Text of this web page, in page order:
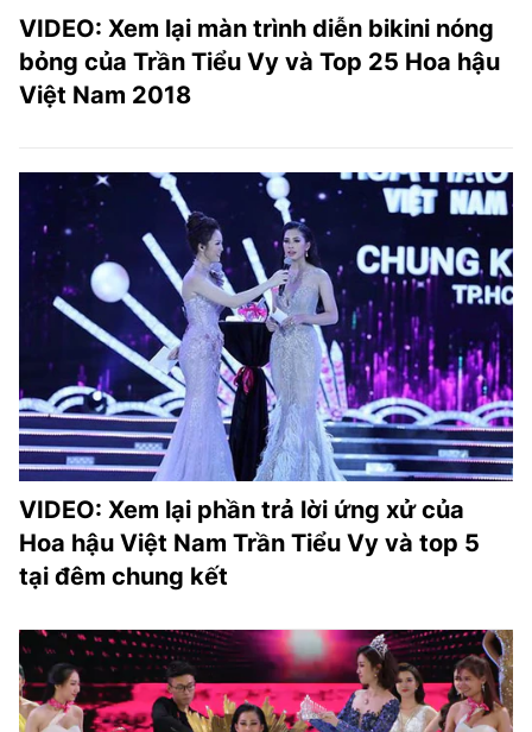
VIDEO: Xem lại màn trình diễn bikini nóng
bỏng của Trần Tiểu Vy và Top 25 Hoa hậu
Việt Nam 2018
VIDEO: Xem lại phần trả lời ứng xử của
Hoa hậu Việt Nam Trần Tiểu Vy và top 5
tại đêm chung kết